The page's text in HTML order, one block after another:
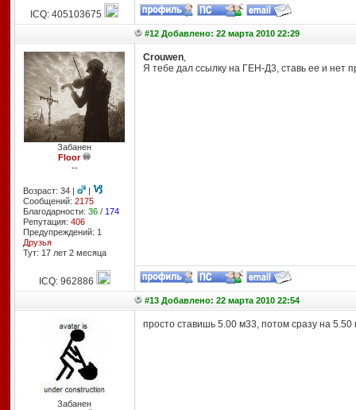
ICQ: 405103675
#12 Добавлено: 22 марта 2010 22:29
Забанен
Floor
--
Возраст: 34 |
|
Сообщений: 2175
Благодарности: 36/ 174
Репутация: 406
Предупреждений: 1
Друзья
Тут: 17 лет 2 месяцa
Crouwen,
Я тебе дал ссылку на ГЕН-Д3, ставь ее и нет
ICQ: 962886
#13 Добавлено: 22 марта 2010 22:54
Забанен
просто ставишь 5.00 м33, потом сразу на